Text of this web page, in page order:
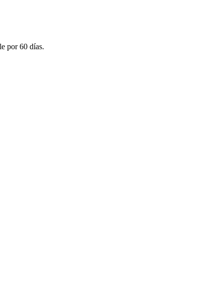
por 60 días.